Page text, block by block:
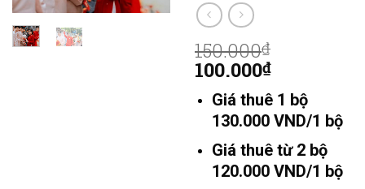
150.000₫
100.000₫
Giá thuê 1 bộ
130.000 VND/1 bộ
Giá thuê từ 2 bộ
120.000 VND/1 bộ